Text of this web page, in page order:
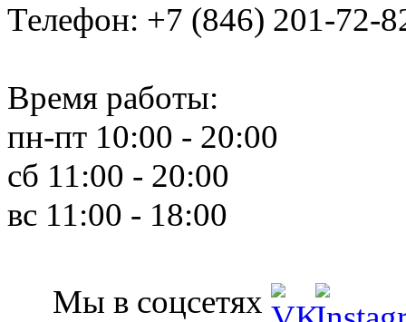
Телефон: +7 (846) 201-72-
Время работы:
пн-пт 10:00 - 20:00
сб 11:00 - 20:00
вс 11:00 - 18:00
Мы в соцсетях